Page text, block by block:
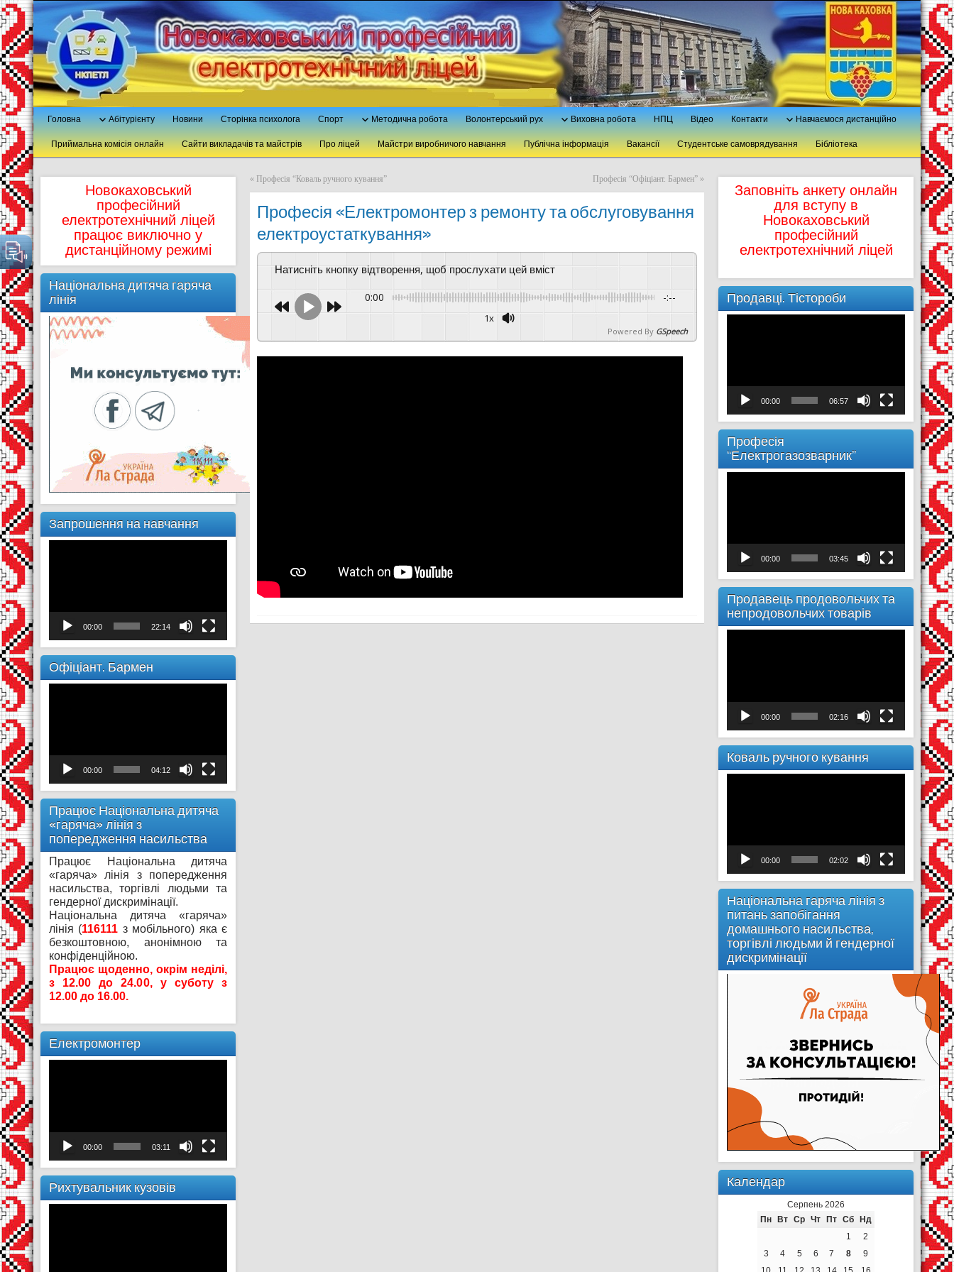
Головна Абітурієнту Новини Сторінка психолога Спорт Методична робота Волонтерський рух Виховна робота НПЦ Відео Контакти Навчаємося дистанційно
Приймальна комісія онлайн Сайти викладачів та майстрів Про ліцей Майстри виробничого навчання Публічна інформація Вакансії Студентське самоврядування Бібліотека
Новокаховський
професійний
електротехнічний ліцей
працює виключно у
дистанційному режимі
Національна дитяча гаряча
лінія
Запрошення на навчання
00:00 22:14
Офіціант. Бармен
00:00 04:12
Працює Національна дитяча
«гаряча» лінія з
попередження насильства
Працює Національна дитяча
«гаряча» лінія з попередження
насильства, торгівлі людьми та
гендерної дискримінації.
Національна дитяча «гаряча»
лінія (116111 з мобільного) яка є
безкоштовною, анонімною та
конфіденційною.
Працює щоденно, окрім неділі,
з 12.00 до 24.00, у суботу з
12.00 до 16.00.
Електромонтер
00:00 03:11
Рихтувальник кузовів
« Професія “Коваль ручного кування” Професія “Офіціант. Бармен” »
Професія «Електромонтер з ремонту та обслуговування
електроустаткування»
Натисніть кнопку відтворення, щоб прослухати цей вміст
0:00 -:--
1x
Powered By GSpeech
Заповніть анкету онлайн
для вступу в
Новокаховський
професійний
електротехнічний ліцей
Продавці. Тістороби
00:00 06:57
Професія
“Електрогазозварник”
00:00 03:45
Продавець продовольчих та
непродовольчих товарів
00:00 02:16
Коваль ручного кування
00:00 02:02
Національна гаряча лінія з
питань запобігання
домашнього насильства,
торгівлі людьми й гендерної
дискримінації
Календар
Серпень 2026
Пн Вт Ср Чт Пт Сб Нд
1
2
3
4 5 6 7 8
9